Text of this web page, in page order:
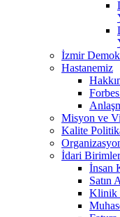
İzmir
Hastanemiz
Misyon ve
Kalite
İdari Birimler
İnsan
Satın
Klinik